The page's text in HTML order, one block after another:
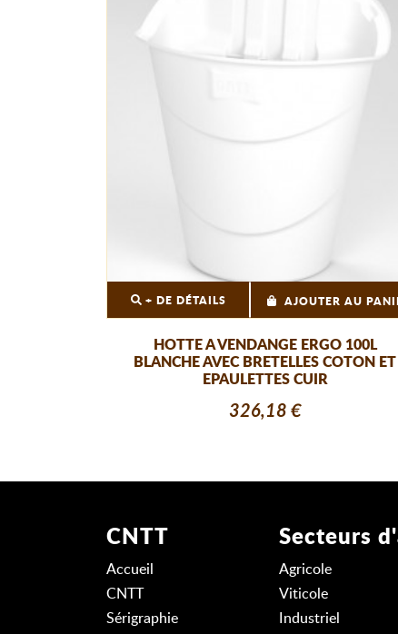
+ DE DÉTAILS AJOUTER AU
HOTTE A VENDANGE ERGO 100L
BLANCHE AVEC BRETELLES COTON ET
EPAULETTES CUIR
326,18 €
CNTT
Accueil
CNTT
Sérigraphie
Secteurs
Agricole
Viticole
Industriel